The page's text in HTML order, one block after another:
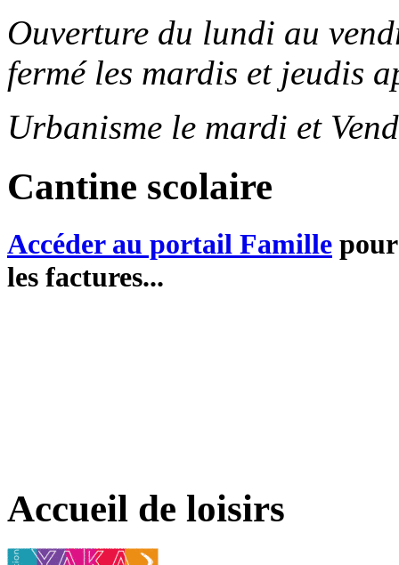
Ouverture du lundi au
fermé les mardis et jeudis
Urbanisme le mardi et
Cantine scolaire
Accéder au portail Famille
les factures...
Accueil de loisirs